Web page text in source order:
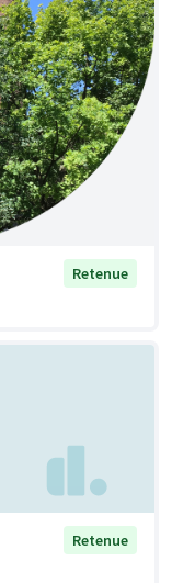
Retenue
Retenue